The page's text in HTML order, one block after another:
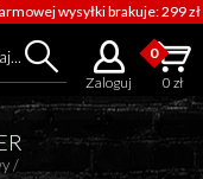
Zaloguj
wysyłki brakuje: 299 zł
0
0 zł
/